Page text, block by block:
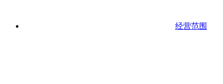
经营范围